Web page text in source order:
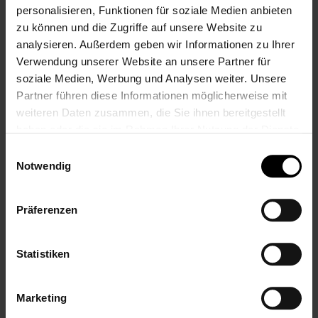
personalisieren, Funktionen für soziale Medien anbieten
zu können und die Zugriffe auf unsere Website zu
analysieren. Außerdem geben wir Informationen zu Ihrer
Verwendung unserer Website an unsere Partner für
soziale Medien, Werbung und Analysen weiter. Unsere
Partner führen diese Informationen möglicherweise mit
weiteren Daten zusammen, die Sie ihnen bereitgestellt
Notwendig
Präferenzen
Statistiken
Marketing
Handtuch mit
Grau/Braun, 550
19,99 €